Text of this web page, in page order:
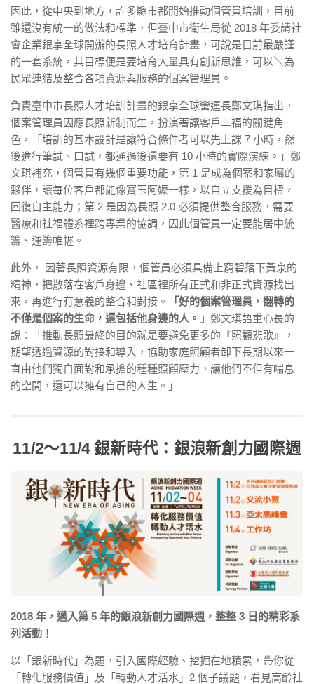
因此，從中央到地方，許多縣市都開始推動個管員培訓，目前
雖還沒有統一的做法和標準，但臺中市衛生局從 2018 年委請社
會企業銀享全球開辦的長照人才培育計畫，可說是目前最嚴謹
的一套系統，其目標便是要培育大量具有創新思維，可以＼為
民眾連結及整合各項資源與服務的個案管理員。
負責臺中市長照人才培訓計畫的銀享全球營運長鄭文琪指出，
個案管理員因應長照新制而生，扮演著讓客戶幸福的關鍵角
色，「培訓的基本設計是讓符合條件者可以先上課 7 小時，然
後進行筆試、口試，都通過後還要有 10 小時的實際演練。」鄭
文琪補充，個管員有幾個重要功能，第 1 是成為個案和家屬的
夥伴，讓每位客戶都能像寶玉阿嬤一樣，以自立支援為目標，
回復自主能力；第 2 是因為長照 2.0 必須提供整合服務，需要
醫療和社福體系裡跨專業的協調，因此個管員一定要能居中統
籌、運籌帷幄。
此外， 因著長照資源有限，個管員必須具備上窮碧落下黃泉的
精神，把散落在客戶身邊、社區裡所有正式和非正式資源找出
來，再進行有意義的整合和對接。
「好的個案管理員，翻轉的
不僅是個案的生命，還包括他身邊的人。」 鄭文琪語重心長的
說：「推動長照最終的目的就是要避免更多的『照顧悲歌』，
期望透過資源的對接和導入，協助家庭照顧者卸下長期以來一
直由他們獨自面對和承擔的種種照顧壓力，讓他們不但有喘息
的空間，還可以擁有自己的人生。」
11/2～11/4 銀新時代：銀浪新創力國際週
2018 年，邁入第 5 年的銀浪新創力國際週，整整 3 日的精彩系
列活動！
以「銀新時代」為題，引入國際經驗、挖掘在地積累，帶你從
「轉化服務價值」及「轉動人才活水」2 個子議題，看見高齡社